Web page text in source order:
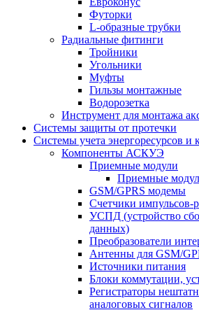
Футорки
L-образные трубки
Радиальные фитинги
Тройники
Угольники
Муфты
Гильзы монтажные
Водорозетка
Инструмент для монтажа
Системы защиты от протечки
Системы учета энергоресурсов
Компоненты АСКУЭ
Приемные модули
Приемные
GSM/GPRS модемы
Счетчики импульсов-
УСПД (устройство
данных)
Преобразователи
Антенны для GSM/
Источники питания
Блоки коммутации,
Регистраторы
аналоговых сигналов